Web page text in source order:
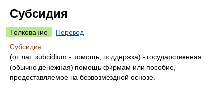
Субсидия
Толкование
Перевод
Субсидия
(от лат. subcidium - помощь, поддержка) - государственная
(обычно денежная) помощь фирмам или пособие,
предоставляемое на безвозмездной основе.